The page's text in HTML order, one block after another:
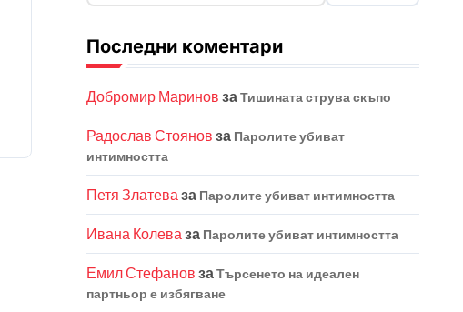
Последни коментари
Добромир Маринов заТишината струва скъпо
Радослав Стоянов за Паролите убиват
интимността
Петя Златеваза Паролите убиват интимността
Ивана Колеваза Паролите убиват интимността
Емил Стефанов заТърсенето на идеален
партньор е избягване